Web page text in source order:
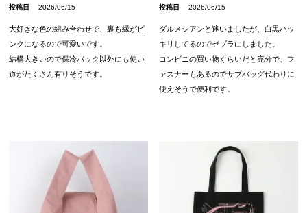
投稿日 2026/06/15
大好きな色の組み合わせで、裏も縁がピ
ンクになるので可愛いです。
結構大きいので保冷バック以外にも使い
道がたくさん有りそうです。
投稿日 2026/06/15
ダルメシアンと迷いましたが、白黒ハッ
キリしてるのでゼブラにしました。
コンビニの買い物ぐらいだと充分で、フ
ァスナーもあるのでサブバッグ代わりに
使えそうで便利です。